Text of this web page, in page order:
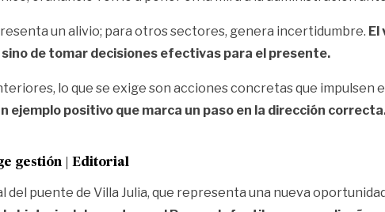
un alivio; para otros sectores, genera incertidumbre. El
de tomar decisiones efectivas para el presente.
lo que se exige son acciones concretas que impulsen
ejemplo positivo que marca un paso en la dirección
gestión | Editorial
puente de Villa Julia, que representa una nueva